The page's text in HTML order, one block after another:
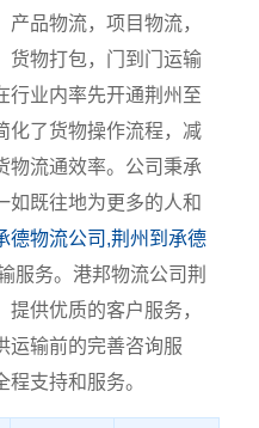
品物流，项目物流，
货物打包，门到门运输
行业内率先开通荆州至
化了货物操作流程，减
物流通效率。公司秉承
如既往地为更多的人和
德物流公司,荆州到承德
服务。港邦物流公司荆
供优质的客户服务，
运输前的完善咨询服
支持和服务。